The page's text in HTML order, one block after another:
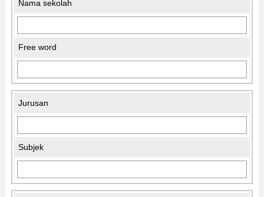
Nama sekolah
Free word
Jurusan
Subjek